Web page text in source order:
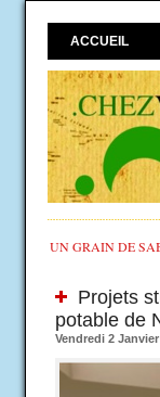
ACCUEIL
UN GRAIN DE
Projets
potable de
Vendredi 2